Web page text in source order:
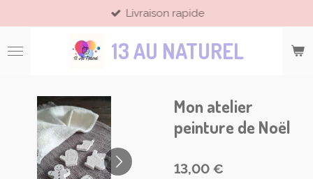
au
contenu
principal
13 AU NATUREL
Livraison rapide
Mon atelier
peinture de Noël
13,00 €